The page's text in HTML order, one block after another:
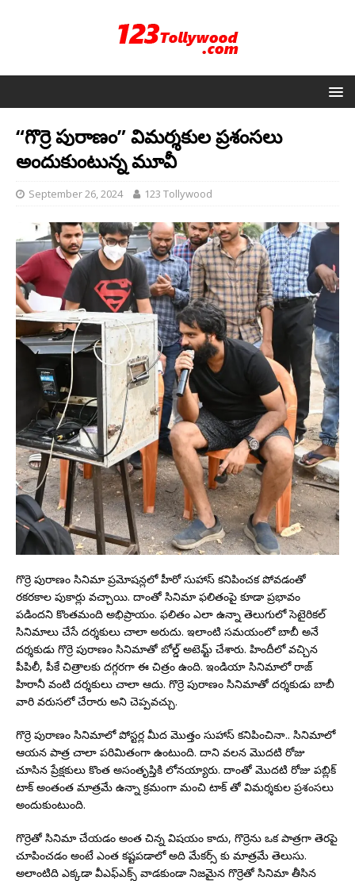
“గొర్రె పురాణం” విమర్శకుల ప్రశంసలు
అందుకుంటున్న మూవీ
September 26, 2024 123 Tollywood
గొర్రె పురాణం సినిమా ప్రమోషన్లలో హీరో సుహాస్ కనిపించక పోవడంతో
రకరకాల పుకార్లు వచ్చాయి. దాంతో సినిమా ఫలితంపై కూడా ప్రభావం
పడిందని కొంతమంది అభిప్రాయం. ఫలితం ఎలా ఉన్నా తెలుగులో సెటైరికల్
సినిమాలు చేసే దర్శకులు చాలా అరుదు. ఇలాంటి సమయంలో బాబీ అనే
దర్శకుడు గొర్రె పురాణం సినిమాతో బోల్డ్ అటెమ్ట్ చేశారు. హిందీలో వచ్చిన
పీపిలీ, పీకే చిత్రాలకు దగ్గరగా ఈ చిత్రం ఉంది. ఇండియా సినిమాలో రాజ్
హిరానీ వంటి దర్శకులు చాలా ఆదు. గొర్రె పురాణం సినిమాతో దర్శకుడు బాబీ
వారి వరుసలో చేరారు అని చెప్పవచ్చు.
గొర్రె పురాణం సినిమాలో పోస్టర్ల మీద మొత్తం సుహాస్ కనిపించినా.. సినిమాలో
ఆయన పాత్ర చాలా పరిమితంగా ఉంటుంది. దాని వలన మొదటి రోజు
చూసిన ప్రేక్షకులు కొంత అసంతృప్తికి లోనయ్యారు. దాంతో మొదటి రోజు పబ్లిక్
టాక్ అంతంత మాత్రమే ఉన్నా క్రమంగా మంచి టాక్ తో విమర్శకుల ప్రశంసలు
అందుకుంటుంది.
గొర్రెతో సినిమా చేయడం అంత చిన్న విషయం కాదు, గొర్రెను ఒక పాత్రగా తెరపై
చూపించడం అంటే ఎంత కష్టపడాలో అది మేకర్స్ కు మాత్రమే తెలుసు.
అలాంటిది ఎక్కడా వీఎఫ్ఎక్స్ వాడకుండా నిజమైన గొర్రెతో సినిమా తీసిన